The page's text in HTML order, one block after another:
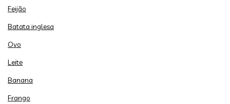
Feijão
Batata inglesa
Ovo
Leite
Banana
Frango